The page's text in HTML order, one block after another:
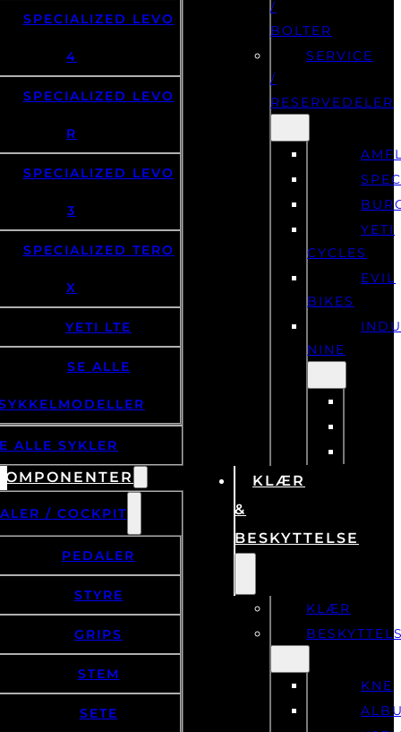
SPECIALIZED LEVO
4
SPECIALIZED LEVO
R
SPECIALIZED LEVO
3
SPECIALIZED TERO
X
YETI LTE
SE ALLE
ALLE SYKLER
/ COCKPIT
PEDALER
STYRE
GRIPS
STEM
SETE
/
BOLTER
SERVICE
/
RESERVEDELER
YETI
CYCLES
EVIL
BIKES
NINE
KLÆR
&
BESKYTTELSE
KLÆR
KNE